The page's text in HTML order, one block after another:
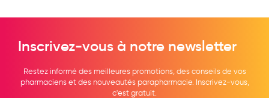
Inscrivez-vous à notre newsletter
Restez informé des meilleures promotions, des conseils de vos
pharmaciens et des nouveautés parapharmacie. Inscrivez-vous,
c'est gratuit.